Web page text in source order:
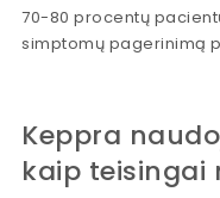
70-80 procentų
simptomų pagerinimą
Keppra
kaip teisingai